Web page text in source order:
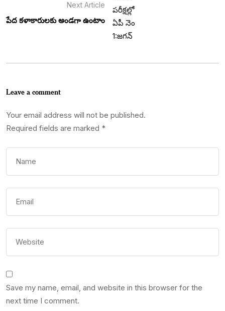
Next Article
పేద కళాకారులకు అండగా ఉంటాం
Leave a comment
Your email address will not be published.
Required fields are marked *
Save my name, email, and website in this browser for the
next time I comment.